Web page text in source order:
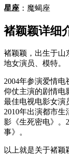
星座 ：魔蝎座
褚颖颖详细
褚颖颖，出生于山
地女演员、模特。
2004年参演爱情
仰仗主演的剧情电
最佳电视电影女演
2010年出演都市
影《生死密电》。
事》。
以上就是关于褚